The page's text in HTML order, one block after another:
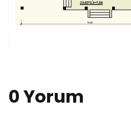
0 Yorum